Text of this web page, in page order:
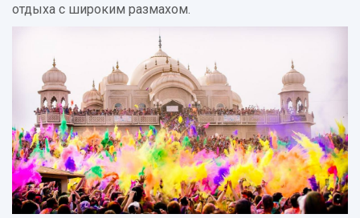
отдыха с широким размахом.